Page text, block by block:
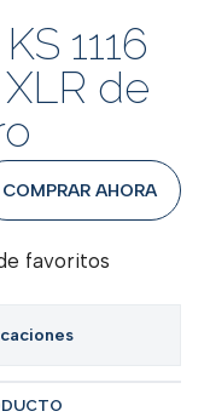
1116
de
COMPRAR AHORA
favoritos